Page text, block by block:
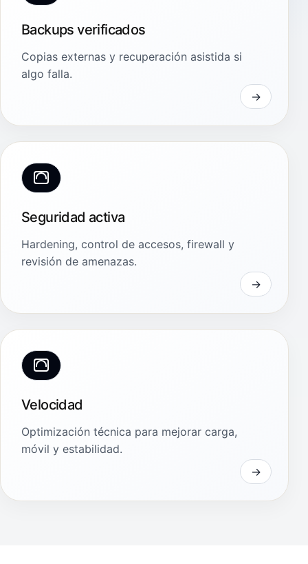
Backups verificados
Copias externas y recuperación asistida si
algo falla.
Seguridad activa
Hardening, control de accesos, firewall y
revisión de amenazas.
Velocidad
Optimización técnica para mejorar carga,
móvil y estabilidad.